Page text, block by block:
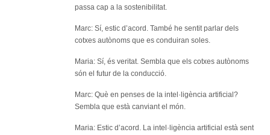
passa cap a la sostenibilitat.
Marc: Sí, estic d’acord. També he sentit parlar dels
cotxes autònoms que es conduiran soles.
Maria: Sí, és veritat. Sembla que els cotxes autònoms
són el futur de la conducció.
Marc: Què en penses de la intel·ligència artificial?
Sembla que està canviant el món.
Maria: Estic d’acord. La intel·ligència artificial està sent